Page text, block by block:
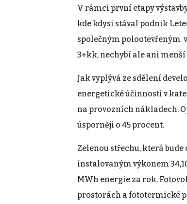
V rámci první etapy
kde kdysi stával podnik
společným polootevřeným
3+kk, nechybí ale ani
Jak vyplývá ze sdělení
energetické účinnosti v
na provozních nákladech.
úsporněji o 45 procent.
Zelenou střechu, která
instalovaným výkonem
MWh energie za rok.
prostorách a fototermické